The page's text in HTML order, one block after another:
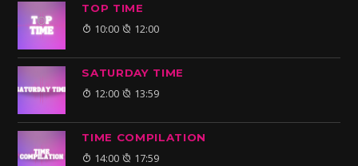
TOP TIME
10:00 12:00
SATURDAY TIME
12:00 13:59
TIME COMPILATION
14:00 17:59